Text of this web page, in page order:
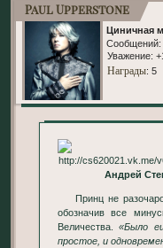
Paul Upperstone
Циничная
Сообщений:
Уважение:
Награды: 5
Андрей
Принц не разочаровал Колокольцева, весьма точно
обозначив все
Величества.«Было
простое, и